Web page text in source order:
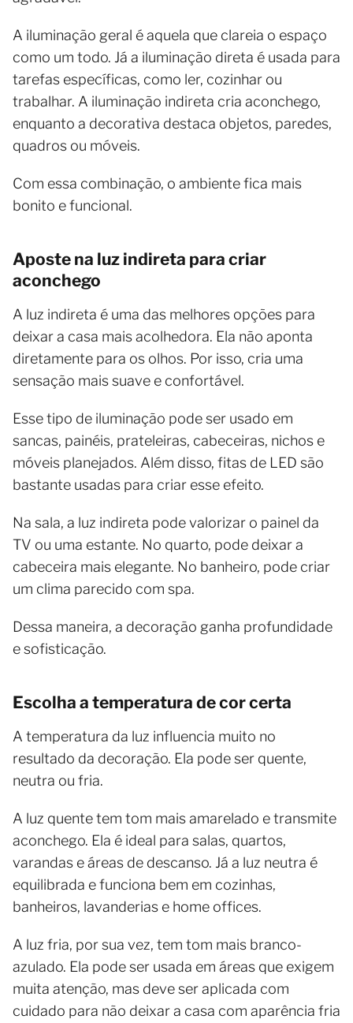
A iluminação geral é aquela que clareia o espaço
como um todo. Já a iluminação direta é usada para
tarefas específicas, como ler, cozinhar ou
trabalhar. A iluminação indireta cria aconchego,
enquanto a decorativa destaca objetos, paredes,
quadros ou móveis.
Com essa combinação, o ambiente fica mais
bonito e funcional.
Aposte na luz indireta para criar
aconchego
A luz indireta é uma das melhores opções para
deixar a casa mais acolhedora. Ela não aponta
diretamente para os olhos. Por isso, cria uma
sensação mais suave e confortável.
Esse tipo de iluminação pode ser usado em
sancas, painéis, prateleiras, cabeceiras, nichos e
móveis planejados. Além disso, fitas de LED são
bastante usadas para criar esse efeito.
Na sala, a luz indireta pode valorizar o painel da
TV ou uma estante. No quarto, pode deixar a
cabeceira mais elegante. No banheiro, pode criar
um clima parecido com spa.
Dessa maneira, a decoração ganha profundidade
e sofisticação.
Escolha a temperatura de cor certa
A temperatura da luz influencia muito no
resultado da decoração. Ela pode ser quente,
neutra ou fria.
A luz quente tem tom mais amarelado e transmite
aconchego. Ela é ideal para salas, quartos,
varandas e áreas de descanso. Já a luz neutra é
equilibrada e funciona bem em cozinhas,
banheiros, lavanderias e home offices.
A luz fria, por sua vez, tem tom mais branco-
azulado. Ela pode ser usada em áreas que exigem
muita atenção, mas deve ser aplicada com
cuidado para não deixar a casa com aparência fria